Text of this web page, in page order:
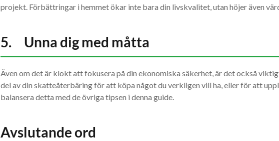
projekt. Förbättringar i hemmet ökar inte bara din livskvalitet, utan höjer även
5. Unna dig med måtta
Även om det är klokt att fokusera på din ekonomiska säkerhet, är det också
del av din skatteåterbäring för att köpa något du verkligen vill ha, eller för att
balansera detta med de övriga tipsen i denna guide.
Avslutande ord